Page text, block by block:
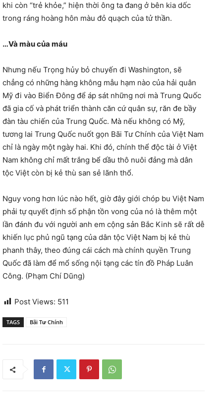
khi còn “trẻ khỏe,” hiện thời ông ta đang ở bên kia dốc
trong ráng hoàng hôn màu đỏ quạch của tử thần.
…Và màu của máu
Nhưng nếu Trọng hủy bỏ chuyến đi Washington, sẽ
chẳng có những hàng không mẫu hạm nào của hải quân
Mỹ đi vào Biển Đông để áp sát những nơi mà Trung Quốc
đã gia cố và phát triển thành căn cứ quân sự, răn đe bầy
đàn tàu chiến của Trung Quốc. Mà nếu không có Mỹ,
tương lai Trung Quốc nuốt gọn Bãi Tư Chính của Việt Nam
chỉ là ngày một ngày hai. Khi đó, chính thể độc tài ở Việt
Nam không chỉ mất trắng bể dầu thô nuôi đảng mà dân
tộc Việt còn bị kẻ thù san sẻ lãnh thổ.
Nguy vong hơn lúc nào hết, giờ đây giới chóp bu Việt Nam
phải tự quyết định số phận tồn vong của nó là thêm một
lần đánh đu với người anh em cộng sản Bắc Kinh sẽ rất dễ
khiến lục phủ ngũ tạng của dân tộc Việt Nam bị kẻ thù
phanh thây, theo đúng cái cách mà chính quyền Trung
Quốc đã làm để mổ sống nội tạng các tín đồ Pháp Luân
Công. (Phạm Chí Dũng)
Post Views: 511
TAGS Bãi Tư Chính